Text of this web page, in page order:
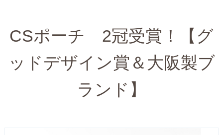
CSポーチ 2冠受賞！【グ
ッドデザイン賞＆大阪製ブ
ランド】